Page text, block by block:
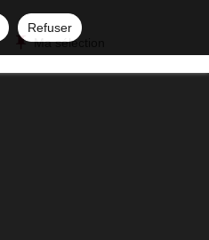
Refuser
Ma sélection